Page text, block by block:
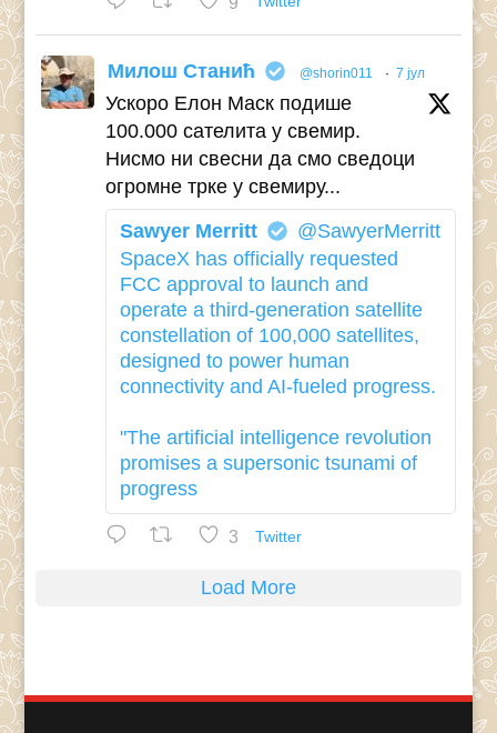
Милош Станић @shorin011 · 7 јул
Ускоро Елон Маск подише
100.000 сателита у свемир.
Нисмо ни свесни да смо сведоци
огромне трке у свемиру...
Sawyer Merritt
@SawyerMerritt
SpaceX has officially requested
FCC approval to launch and
operate a third-generation satellite
constellation of 100,000 satellites,
designed to power human
connectivity and AI-fueled progress.
"The artificial intelligence revolution
promises a supersonic tsunami of
progress
3 Twitter
Load More